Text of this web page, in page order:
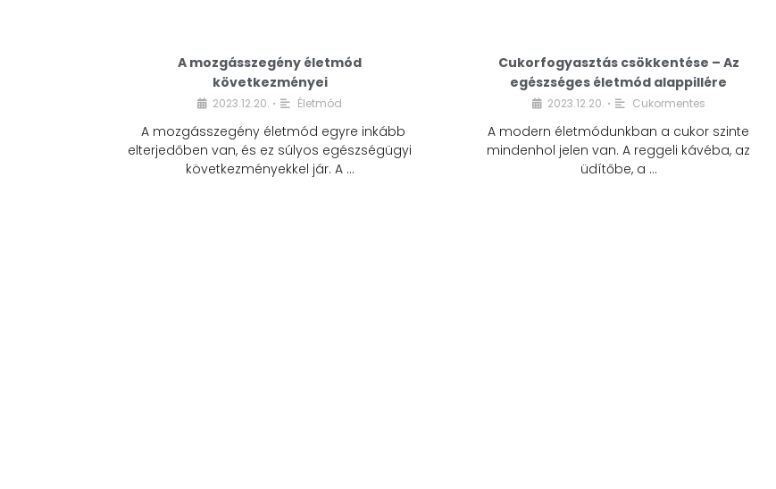
A mozgásszegény életmód
következményei
2023.12.20. • Életmód
A mozgásszegény életmód egyre inkább
elterjedőben van, és ez súlyos egészségügyi
következményekkel jár. A …
Cukorfogyasztás csökkentése – Az
egészséges életmód alappillére
2023.12.20. • Cukormentes
A modern életmódunkban a cukor szinte
mindenhol jelen van. A reggeli kávéba, az
üdítőbe, a …
Cukorfogyasztás
egészséges életmód
alappillére